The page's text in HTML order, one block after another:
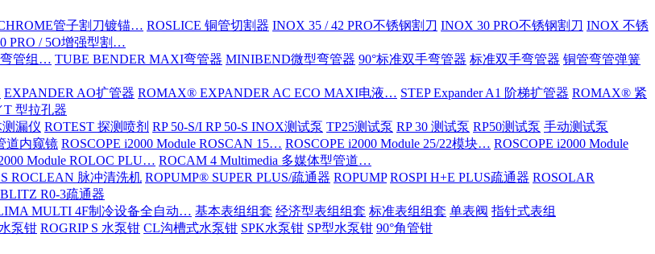
管子割刀镀锚… ROSLICE 铜管切割器 INOX 35 / 42 PRO不锈钢割刀 INOX 30 PRO不锈钢割刀 INOX 不锈
PRO / 5O增强型割…
弯管组… TUBE BENDER MAXI弯管器 MINIBEND微型弯管器 90°标准双手弯管器 标准双手弯管器 铜管弯管弹簧
EXPANDER AO扩管器 ROMAX® EXPANDER AC ECO MAXI电液… STEP Expander A1 阶梯扩管器 ROMAX® 紧
型拉孔器
测漏仪 ROTEST 探测喷剂 RP 50-S/I RP 50-S INOX测试泵 TP25测试泵 RP 30 测试泵 RP50测试泵 手动测试泵
道内窥镜 ROSCOPE i2000 Module ROSCAN 15… ROSCOPE i2000 Module 25/22模块… ROSCOPE i2000 Module
Module ROLOC PLU… ROCAM 4 Multimedia 多媒体型管道…
ROCLEAN 脉冲清洗机 ROPUMP® SUPER PLUS/疏通器 ROPUMP ROSPI H+E PLUS疏通器 ROSOLAR
R0-3疏通器
MULTI 4F制冷设备全自动… 基本表组组套 经济型表组组套 标准表组组套 单表阀 指针式表组
泵钳 ROGRIP S 水泵钳 CL沟槽式水泵钳 SPK水泵钳 SP型水泵钳 90°角管钳